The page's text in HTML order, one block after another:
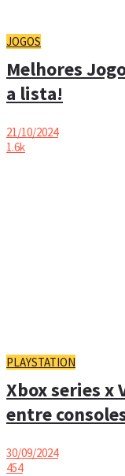
JOGOS
Melhores
a lista!
21/10/2024
1.6k
PLAYSTATION
Xbox series x
entre
30/09/2024
454